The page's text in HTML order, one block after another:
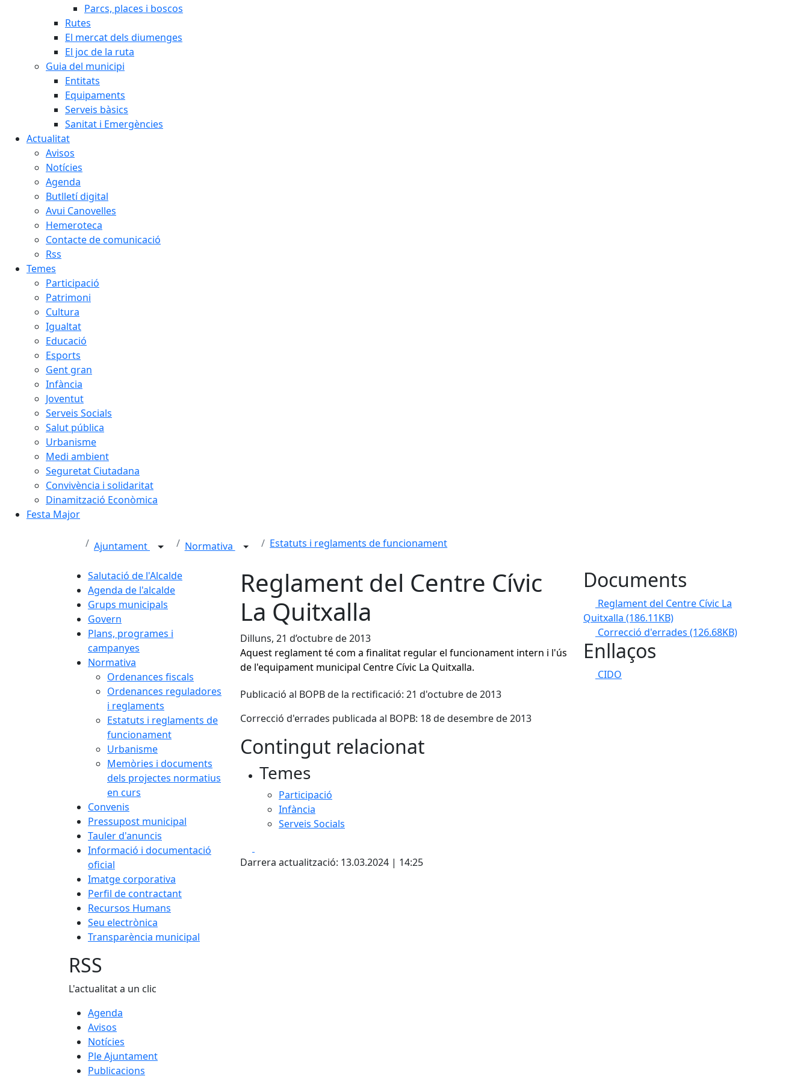
Parcs, places i boscos
Rutes
El mercat dels diumenges
El joc de la ruta
Guia del municipi
Entitats
Equipaments
Serveis bàsics
Sanitat i Emergències
Actualitat
Avisos
Notícies
Agenda
Butlletí digital
Avui Canovelles
Hemeroteca
Contacte de comunicació
Rss
Temes
Participació
Patrimoni
Cultura
Igualtat
Educació
Esports
Gent gran
Infància
Joventut
Serveis Socials
Salut pública
Urbanisme
Medi ambient
Seguretat Ciutadana
Convivència i solidaritat
Dinamització Econòmica
Festa Major
Ajuntament Normativa Estatuts i reglaments de funcionament
Salutació de l'Alcalde
Agenda de l'alcalde
Grups municipals
Govern
Plans, programes i
campanyes
Normativa
Ordenances fiscals
Ordenances reguladores
i reglaments
Estatuts i reglaments de
funcionament
Urbanisme
Memòries i documents
dels projectes normatius
en curs
Convenis
Pressupost municipal
Tauler d'anuncis
Informació i documentació
oficial
Imatge corporativa
Perfil de contractant
Recursos Humans
Seu electrònica
Transparència municipal
Reglament del Centre Cívic
La Quitxalla
Dilluns, 21 d’octubre de 2013
Aquest reglament té com a finalitat regular el funcionament intern i l'ús
de l'equipament municipal Centre Cívic La Quitxalla.
Publicació al BOPB de la rectificació: 21 d'octubre de 2013
Correcció d'errades publicada al BOPB: 18 de desembre de 2013
Contingut relacionat
Temes
Participació
Infància
Serveis Socials
Darrera actualització: 13.03.2024 | 14:25
Documents
Reglament del Centre Cívic La
Quitxalla (186.11KB)
Correcció d'errades (126.68KB)
Enllaços
CIDO
RSS
L'actualitat a un clic
Agenda
Avisos
Notícies
Ple Ajuntament
Publicacions